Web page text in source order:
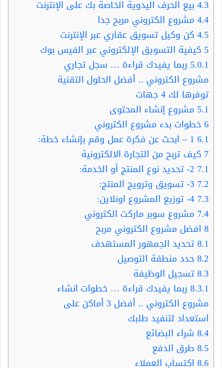
4.3 بيع الحرف اليدوية الخاصة بك على الإنترنت
4.4مشروع الكتروني مربح جدا
4.5 كن وكيل تسويق عقاري عبر الإنترنت
5 كيفية التسويق الإلكتروني عبر الفيس بوك
5.0.1 ربما يفيدك قراءة … سجل تجاري
مشروع الكتروني .. أفضل الحلول التقنية
توفرها لك 4 جهات
5.1 مشروع إنشاء المحتوى
6خطوات بدء مشروع الكتروني
6.1
7 كيف تربح من التجارة الالكترونية
7.1
7.2
7.3
7.4 مشروع سوبر ماركت الكتروني
8 افضل مشروع الكتروني مربح
8.1تحديد الجمهور المستهدف
8.2حدد منطقة التوصيل
8.3تسجيل الوظيفة
8.3.1 ربما يفيدك قراءة … خطوات انشاء
مشروع الكتروني .. أفضل 3 أماكن على
استعداد لتنفيد طلبك
8.4 شراء البضائع
8.5 طرق الدفع
8.6 اكتساب العملاء